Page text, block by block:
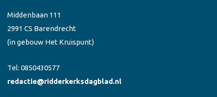
Middenbaan 111
2991 CS Barendrecht
(in gebouw Het Kruispunt)
Tel: 0850430577
redactie@ridderkerksdagblad.nl